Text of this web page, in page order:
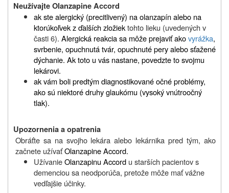
Neužívajte Olanzapine Accord
ak ste alergický (precitlivený) na olanzapín alebo na
ktorúkoľvek z ďalších zložiektohto lieku (uvedených v
časti 6). Alergická reakcia sa môže prejaviť akovyrážka,
svrbenie, opuchnutá tvár, opuchnuté pery alebo sťažené
dýchanie. Ak toto u vás nastane, povedzte to svojmu
lekárovi.
ak vám boli predtým diagnostikované očné problémy,
ako sú niektoré druhy glaukómu (vysoký vnútroočný
tlak).
Upozornenia a opatrenia
Obráťte sa na svojho lekára alebo lekárnika pred tým, ako
začnete užívať Olanzapine Accord.
UžívanieOlanzapinu Accord u starších pacientov s
demenciou sa neodporúča, pretože môže mať vážne
vedľajšie účinky.